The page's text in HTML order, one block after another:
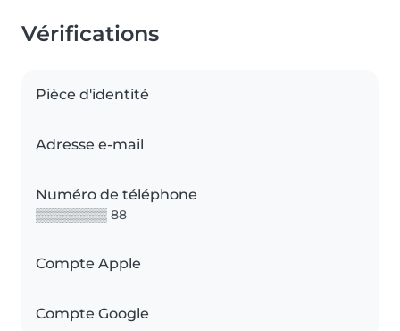
Vérifications
Pièce d'identité
Adresse e-mail
Numéro de téléphone
▒▒▒▒▒▒▒▒ 88
Compte Apple
Compte Google